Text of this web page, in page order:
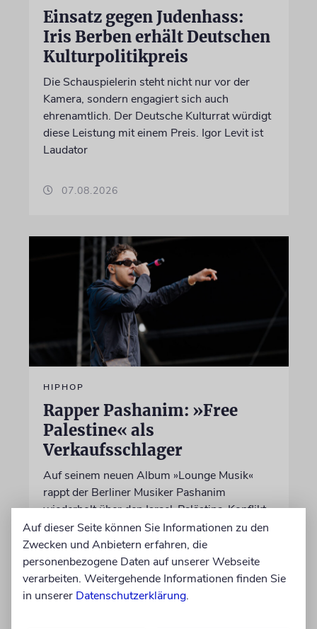
Einsatz gegen Judenhass:
Iris Berben erhält Deutschen
Kulturpolitikpreis
Die Schauspielerin steht nicht nur vor der
Kamera, sondern engagiert sich auch
ehrenamtlich. Der Deutsche Kulturrat würdigt
diese Leistung mit einem Preis. Igor Levit ist
Laudator
07.08.2026
HIPHOP
Rapper Pashanim: »Free
Palestine« als
Verkaufsschlager
Auf seinem neuen Album »Lounge Musik«
rappt der Berliner Musiker Pashanim
wiederholt über den Israel-Palästina-Konflikt –
Kokettieren mit dem palästinensischen
Terrorismus inklusive
von Lennart Wilsch
07.08.2026
Auf dieser Seite können Sie Informationen zu den
Zwecken und Anbietern erfahren, die
personenbezogene Daten auf unserer Webseite
verarbeiten. Weitergehende Informationen finden Sie
in unserer Datenschutzerklärung.